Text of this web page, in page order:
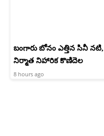
బంగారు బోనం ఎత్తిన సినీ నటి,
నిర్మాత నిహారిక కొణిదెల
8 hours ago